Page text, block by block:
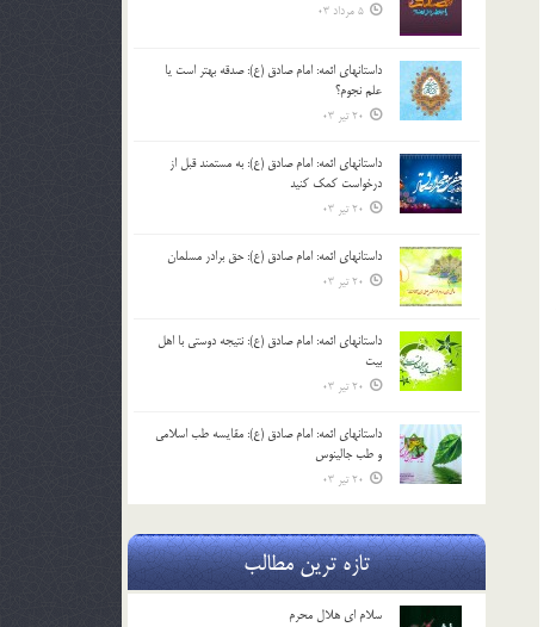
5 مرداد 03
داستانهای ائمه: امام صادق (ع): صدقه بهتر است یا
علم نجوم؟
20 تیر 03
داستانهای ائمه: امام صادق (ع): به مستمند قبل از
درخواست کمک کنید
20 تیر 03
داستانهای ائمه: امام صادق (ع): حق برادر مسلمان
20 تیر 03
داستانهای ائمه: امام صادق (ع): نتیجه دوستی با اهل
بیت
20 تیر 03
داستانهای ائمه: امام صادق (ع): مقایسه طب اسلامی
و طب جالینوس
20 تیر 03
تازه ترین مطالب
سلام ای هلال محرم